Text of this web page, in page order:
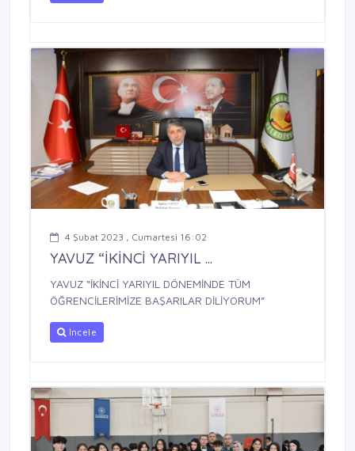
4 Şubat 2023 , Cumartesi 16:02
YAVUZ “İKİNCİ YARIYIL ...
YAVUZ “İKİNCİ YARIYIL DÖNEMİNDE TÜM
ÖĞRENCİLERİMİZE BAŞARILAR DİLİYORUM”
İncele